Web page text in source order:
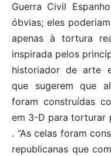
Guerra Civil
óbvias; eles
apenas à tortura
inspirada pelos
historiador de arte
que sugerem que
foram construídas
em 3-D para torturar
. “As celas foram
republicanas que